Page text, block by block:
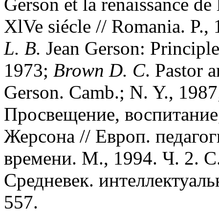
XlVe siécle // Romania.
L. B. Jean Gerson:
1973; Brown D. C. Pastor
Gerson. Camb.; N. Y.,
Просвещение,
Жерсона // Европ.
времени. М., 1994. Ч. 2.
Средневек.
557.